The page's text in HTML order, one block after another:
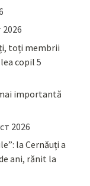
2026
toți membrii
copil 5
importantă
2026
la Cernăuți a
ani, rănit la